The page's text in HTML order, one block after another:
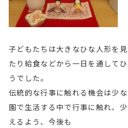
子どもたちは大きなひな人形を
たり給食などから一日を通して
うでした。
伝統的な行事に触れる機会は少
園で生活する中で行事に触れ、
えるよう、今後も